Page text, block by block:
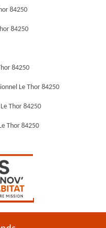
84250
84250
84250
Le Thor 84250
Thor 84250
Thor 84250